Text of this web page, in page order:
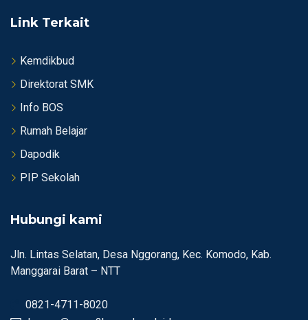
Link Terkait
Kemdikbud
Direktorat SMK
Info BOS
Rumah Belajar
Dapodik
PIP Sekolah
Hubungi kami
Jln. Lintas Selatan, Desa Nggorang, Kec. Komodo, Kab.
Manggarai Barat – NTT
0821-4711-8020